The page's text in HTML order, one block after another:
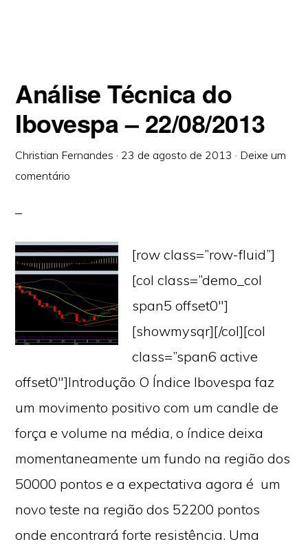
Análise Técnica do
Ibovespa – 22/08/2013
Christian Fernandes · 23 de agosto de 2013 · Deixe um
comentário
[row class=”row-fluid”]
[col class=”demo_col
span5 offset0″]
[showmysqr][/col][col
class=”span6 active
offset0″]Introdução O Índice Ibovespa faz
um movimento positivo com um candle de
força e volume na média, o índice deixa
momentaneamente um fundo na região dos
50000 pontos e a expectativa agora é um
novo teste na região dos 52200 pontos
onde encontrará forte resistência. Uma